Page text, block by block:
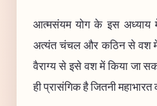
आत्मसंयम योग के इस अध्याय
अत्यंत चंचल और कठिन से वश में
वैराग्य से इसे वश में किया जा
ही प्रासंगिक है जितनी